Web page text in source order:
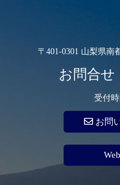
〒401-0301 山梨県南
お問合せ
受付
お問